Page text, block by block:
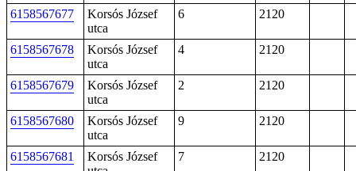
6158567677
Korsós József
utca
6 2120
6158567678
Korsós József
utca
4 2120
6158567679
Korsós József
utca
2 2120
6158567680
Korsós József
utca
9 2120
6158567681
Korsós József
7 2120